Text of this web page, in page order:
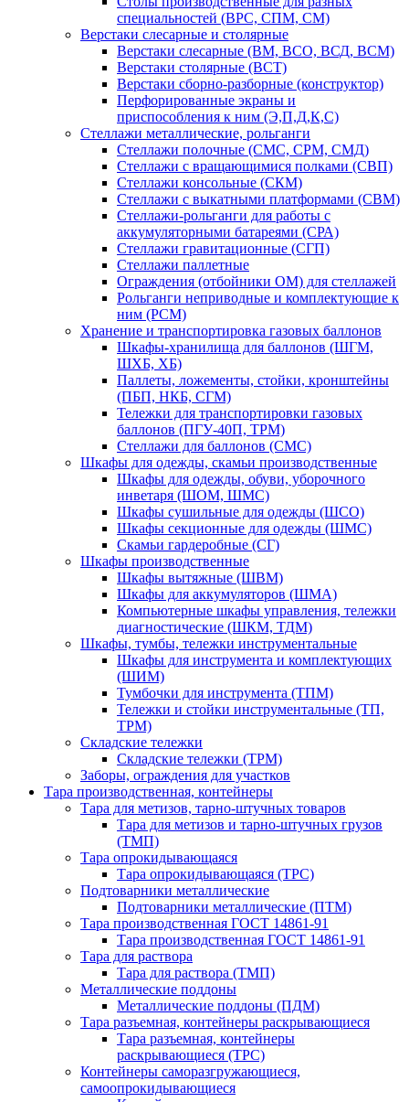
специальностей (ВРС, СПМ, СМ)
Верстаки слесарные и столярные
Верстаки слесарные (ВМ, ВСО, ВСД, ВСМ)
Верстаки столярные (ВСТ)
Верстаки сборно-разборные (конструктор)
Перфорированные экраны и
приспособления к ним (Э,П,Д,К,С)
Стеллажи металлические, рольганги
Стеллажи полочные (СМС, СРМ, СМД)
Стеллажи с вращающимися полками (СВП)
Стеллажи консольные (СКМ)
Стеллажи с выкатными платформами (СВМ)
Стеллажи-рольганги для работы с
аккумуляторными батареями (СРА)
Стеллажи гравитационные (СГП)
Стеллажи паллетные
Ограждения (отбойники ОМ) для стеллажей
Рольганги неприводные и комплектующие к
ним (РСМ)
Хранение и транспортировка газовых баллонов
Шкафы-хранилища для баллонов (ШГМ,
ШХБ, ХБ)
Паллеты, ложементы, стойки, кронштейны
(ПБП, НКБ, СГМ)
Тележки для транспортировки газовых
баллонов (ПГУ-40П, ТРМ)
Стеллажи для баллонов (СМС)
Шкафы для одежды, скамьи производственные
Шкафы для одежды, обуви, уборочного
инветаря (ШОМ, ШМС)
Шкафы сушильные для одежды (ШСО)
Шкафы секционные для одежды (ШМС)
Скамьи гардеробные (СГ)
Шкафы производственные
Шкафы вытяжные (ШВМ)
Шкафы для аккумуляторов (ШМА)
Компьютерные шкафы управления, тележки
диагностические (ШКМ, ТДМ)
Шкафы, тумбы, тележки инструментальные
Шкафы для инструмента и комплектующих
(ШИМ)
Тумбочки для инструмента (ТПМ)
Тележки и стойки инструментальные (ТП,
ТРМ)
Складские тележки
Складские тележки (ТРМ)
Заборы, ограждения для участков
Тара производственная, контейнеры
Тара для метизов, тарно-штучных товаров
Тара для метизов и тарно-штучных грузов
(ТМП)
Тара опрокидывающаяся
Тара опрокидывающаяся (ТРС)
Подтоварники металлические
Подтоварники металлические (ПТМ)
Тара производственная ГОСТ 14861-91
Тара производственная ГОСТ 14861-91
Тара для раствора
Тара для раствора (ТМП)
Металлические поддоны
Металлические поддоны (ПДМ)
Тара разъемная, контейнеры раскрывающиеся
Тара разъемная, контейнеры
раскрывающиеся (ТРС)
Контейнеры саморазгружающиеся,
самоопрокидывающиеся